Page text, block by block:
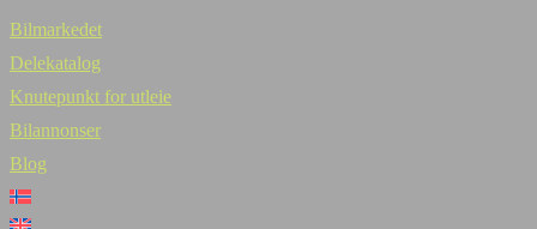
Bilmarkedet
Delekatalog
Knutepunkt for utleie
Bilannonser
Blog